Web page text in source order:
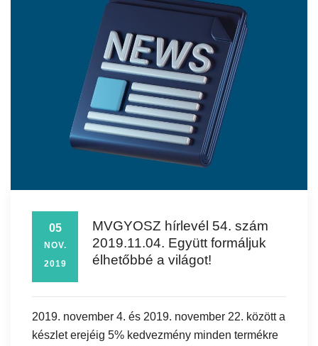
05
NOV.
2019
MVGYOSZ hírlevél 54. szám
2019.11.04. Együtt formáljuk
élhetőbbé a világot!
2019. november 4. és 2019. november 22. között a
készlet erejéig 5% kedvezmény minden termékre